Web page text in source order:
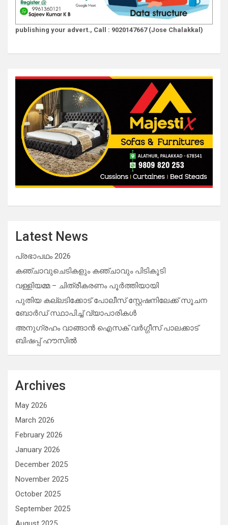
publishing your advert., Call : 9020147667 (Jose Chalakkal)
Latest News
പ്രഭാപഥം 2026
കഞ്ചാവുചെടികളും കഞ്ചാവും പിടികൂടി
വള്ളിയമ്മ – ചിത്രീകരണം പൂർത്തിയായി
പുതിയ കല്ലടിക്കോട് പോലീസ് സ്റ്റേഷനിലേക്ക് സൂചന
ബോർഡ് സ്ഥാപിച്ച് വ്യാപാരികൾ
അനുഗ്രഹം വാങ്ങാൻ ഐസക് വര്‍ഗ്ഗീസ് പാലക്കാട്
ബിഷപ്പ് ഹൗസില്‍
Archives
May 2026
March 2026
February 2026
January 2026
December 2025
November 2025
October 2025
September 2025